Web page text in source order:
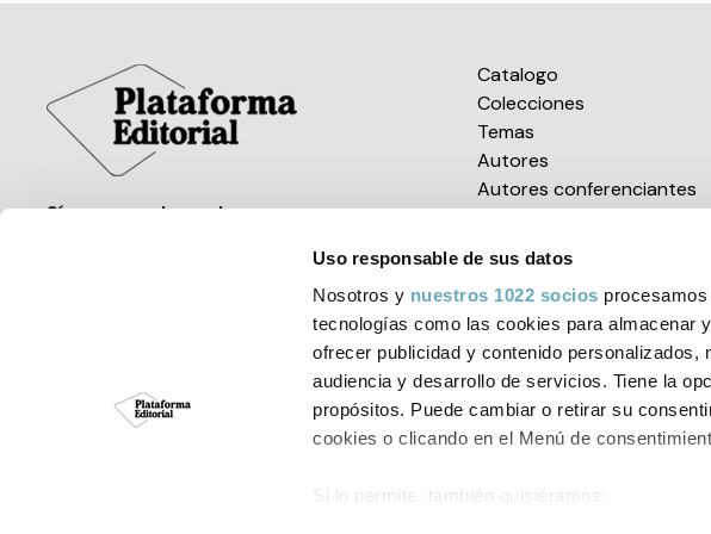
Uso responsable de sus datos
Nosotros y nuestros 1022 socios
tecnologías como las cookies para almacenar
ofrecer publicidad y contenido personalizados,
audiencia y desarrollo de servicios. Tiene la
propósitos. Puede cambiar o retirar su
cookies o clicando en el Menú de
Si lo permite, también quisiéramos:
Síguenos en las redes
Catalogo
Colecciones
Temas
Autores
Autores conferenciantes
Política de Cookies Aviso Legal Política de
© Plataforma Editorial 2026 C/